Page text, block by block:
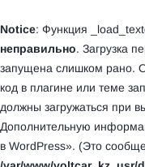
Notice: Функция
неправильно. Загрузка
запущена слишком рано.
код в плагине или теме
должны загружаться при
Дополнительную
в WordPress». (Это